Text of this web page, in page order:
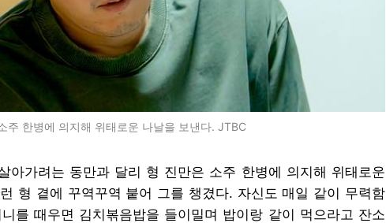
주 한병에 의지해 위태로운 나날을 보낸다. JTBC
아가려는 동만과 달리 형 진만은 소주 한병에 의지해 위태로운
형 곁에 꾸역꾸역 붙어 그를 챙겼다. 자신도 매일 같이 무력함
를 때우면 김치볶음밥을 들이밀며 밥이랑 같이 먹으라고 잔소